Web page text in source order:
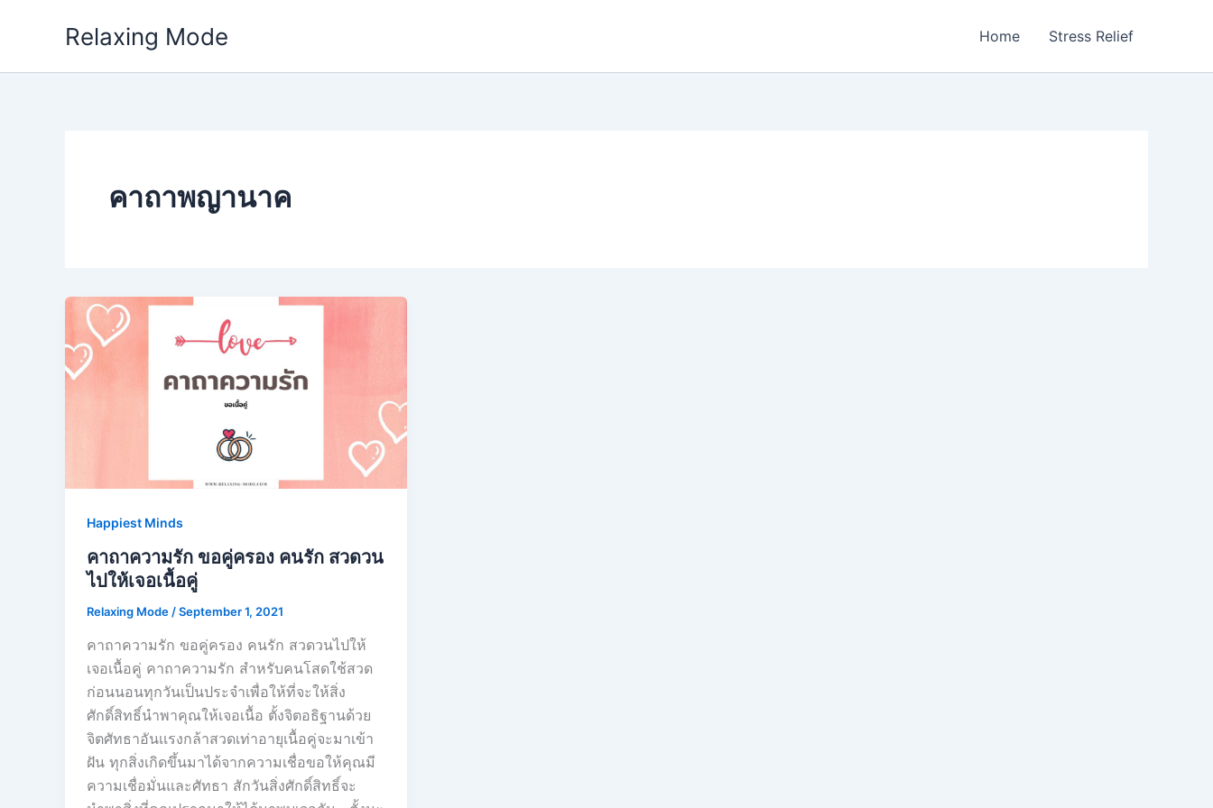
Relaxing Mode Home Stress Relief
คาถาพญานาค
Happiest Minds
คาถาความรัก ขอคู่ครอง คนรัก สวดวน
ไปให้เจอเนื้อคู่
Relaxing Mode /September 1, 2021
คาถาความรัก ขอคู่ครอง คนรัก สวดวนไปให้
เจอเนื้อคู่ คาถาความรัก สำหรับคนโสดใช้สวด
ก่อนนอนทุกวันเป็นประจำเพื่อให้ที่จะให้สิ่ง
ศักดิ์สิทธิ์นำพาคุณให้เจอเนื้อ ตั้งจิตอธิฐานด้วย
จิตศัทธาอันเเรงกล้าสวดเท่าอายุเนื้อคู่จะมาเข้า
ฝัน ทุกสิ่งเกิดขึ้นมาได้จากความเชื่อขอให้คุณมี
ความเชื่อมั่นและศัทธา สักวันสิ่งศักดิ์สิทธิ์จะ